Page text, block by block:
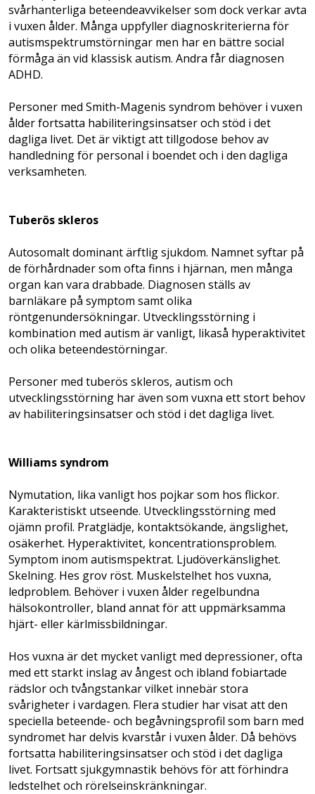
svårhanterliga beteendeavvikelser som dock verkar avta
i vuxen ålder. Många uppfyller diagnoskriterierna för
autismspektrum­störningar men har en bättre social
förmåga än vid klassisk autism. Andra får diagnosen
ADHD.
Personer med Smith-Magenis syndrom behöver i vuxen
ålder fortsatta habiliterings­insatser och stöd i det
dagliga livet. Det är viktigt att tillgodose behov av
handledning för personal i boendet och i den dagliga
verksamheten.
Tuberös skleros
Autosomalt dominant ärftlig sjukdom. Namnet syftar på
de förhårdnader som ofta finns i hjärnan, men många
organ kan vara drabbade. Diag­nosen ställs av
barnläkare på symptom samt olika
röntgenundersökningar. Utvecklingsstörning i
kombination med autism är vanligt, likaså hyperaktivitet
och olika beteendestörningar.
Personer med tuberös skleros, autism och
utvecklingsstörning har även som vuxna ett stort behov
av habiliteringsinsatser och stöd i det dagliga livet.
Williams syndrom
Nymutation, lika vanligt hos pojkar som hos flickor.
Karakteristiskt utseende. Utvecklingsstörning med
ojämn profil. Pratglädje, kontaktsökande, ängslighet,
osäkerhet. Hyperaktivitet, koncentrationsproblem.
Symptom inom autismspektrat. Ljudöverkänslighet.
Skelning. Hes grov röst. Muskelstelhet hos vuxna,
ledproblem. Behöver i vuxen ålder regelbundna
hälsokontroller, bland annat för att uppmärksamma
hjärt- eller kärlmissbildningar.
Hos vuxna är det mycket vanligt med depressioner, ofta
med ett starkt inslag av ångest och ibland fobiartade
rädslor och tvångstankar vilket innebär stora
svårigheter i vardagen. Flera studier har visat att den
speciella beteende- och begåvningsprofil som barn med
syndromet har delvis kvarstår i vuxen ålder. Då behövs
fortsatta habiliteringsinsatser och stöd i det dagliga
livet. Fortsatt sjukgymnastik behövs för att förhindra
ledstelhet och rörelseinskränkningar.